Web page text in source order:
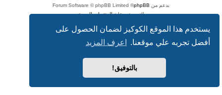
يستخدم هذا الموقع الكوكيز لضمان الحصول على
أفضل تجربه علي موقعنا.
اعرف المزيد
بالتوفيق!
بدعم من phpBB
® Forum Software © phpBB Limited
الترجمة برعايةالمنتديات العربية